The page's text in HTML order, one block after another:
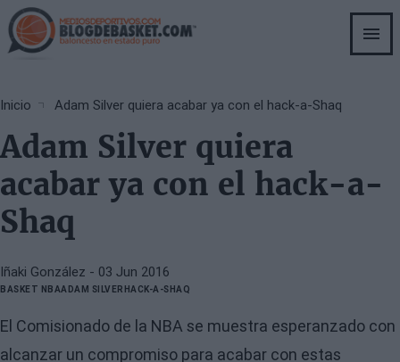
Skip
to
main
Breadcrumb
Inicio Adam Silver quiera acabar ya con el hack-a-Shaq
Adam Silver quiera
acabar ya con el hack-a-
Shaq
Iñaki González - 03 Jun 2016
BASKET NBAADAM SILVER HACK-A-SHAQ
El Comisionado de la NBA se muestra esperanzado con
alcanzar un compromiso para acabar con estas